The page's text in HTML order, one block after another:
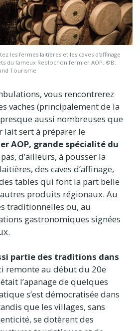
les fermes laitières et les caves d'affinage
du fameux Reblochon fermier AOP. ©B.
Tourisme
vous rencontrerez
vaches (principalement de la
aussi nombreuses que
lait sert à préparer le
AOP, grande spécialité du
pas, d’ailleurs, à pousser la
des caves d’affinage,
tables qui font la part belle
produits régionaux. Au
traditionnelles ou, au
gastronomiques signées
partie des traditions dans
remonte au début du 20e
l’apanage de quelques
s’est démocratisée dans
que les villages, sans
se dotèrent des